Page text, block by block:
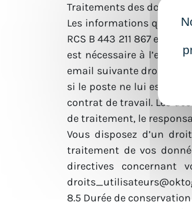
Traitements des données
Les informations que
RCS B 443 211 867 en
est nécessaire à
email suivante
si le poste ne lui est pas
contrat de travail. Les
de traitement, le
Vous disposez d’un
traitement de vos
directives concernant
8.5 Durée de